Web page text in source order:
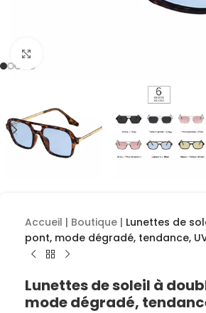
Accueil | Boutique | Lunettes de
pont, mode dégradé, tendance,
Lunettes de soleil à
mode dégradé,